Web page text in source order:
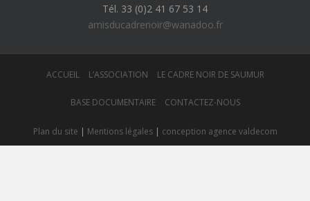
Tél. 33 (0)2 41 67 53 14
amisducadrenoir@wanadoo.fr
ACCUEIL L’ASSOCIATION LE CADRE NOIR DE SAUMUR
BASE DOCUMENTAIRE CONTACTEZ-NOUS
Plan du site | Mentions légales| conception agence valdecom